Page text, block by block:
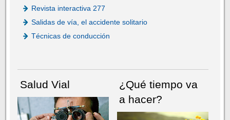
Revista interactiva 277
Salidas de vía, el accidente solitario
Técnicas de conducción
Salud Vial
¿Qué tiempo va
a hacer?